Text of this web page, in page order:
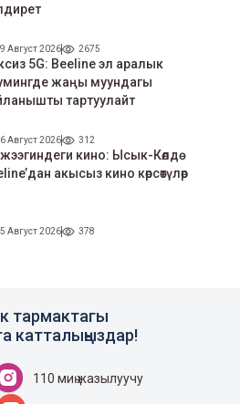
Август 2026 2675
5G: Beeline эл аралык
жаңы муундагы
тартуулайт
Август 2026 312
жээгиндеги кино: Ысык-Көлдө
акысыз кино көрсөтүлөр
Август 2026 378
тармактагы
катталыңыздар!
110 миң жазылуучу